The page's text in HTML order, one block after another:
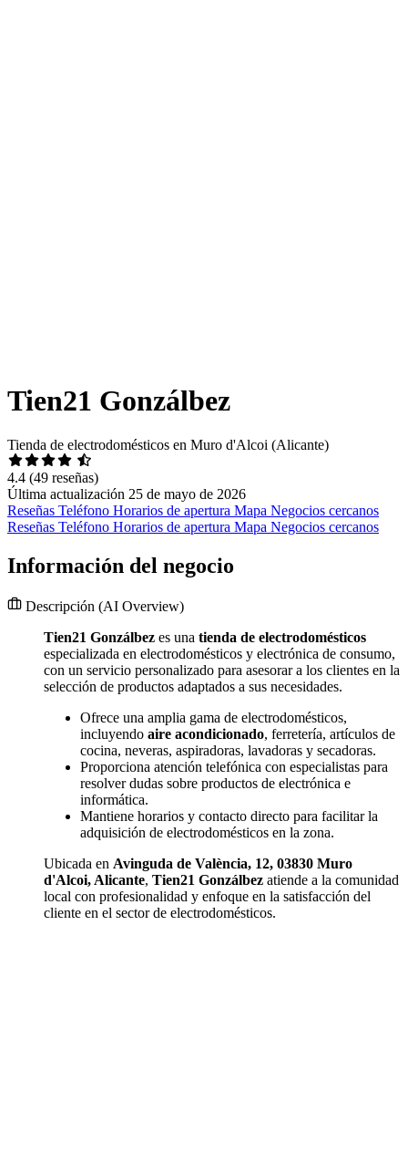
Tien21 Gonzálbez
Tienda de electrodomésticos en Muro d'Alcoi (Alicante)
4.4 (49 reseñas)
Última actualización 25 de mayo de 2026
Reseñas Teléfono Horarios de apertura Mapa Negocios cercanos
Reseñas Teléfono Horarios de apertura Mapa Negocios cercanos
Información del negocio
Descripción (AI Overview)
Tien21 Gonzálbez es una tienda de electrodomésticos
especializada en electrodomésticos y electrónica de consumo,
con un servicio personalizado para asesorar a los clientes en la
selección de productos adaptados a sus necesidades.
Ofrece una amplia gama de electrodomésticos,
incluyendo aire acondicionado, ferretería, artículos de
cocina, neveras, aspiradoras, lavadoras y secadoras.
Proporciona atención telefónica con especialistas para
resolver dudas sobre productos de electrónica e
informática.
Mantiene horarios y contacto directo para facilitar la
adquisición de electrodomésticos en la zona.
Ubicada en Avinguda de València, 12, 03830 Muro
d'Alcoi, Alicante, Tien21 Gonzálbez atiende a la comunidad
local con profesionalidad y enfoque en la satisfacción del
cliente en el sector de electrodomésticos.